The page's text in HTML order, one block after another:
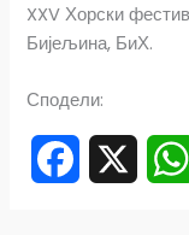
XXV Хорски
Бијељина, БиХ.
Сподели: